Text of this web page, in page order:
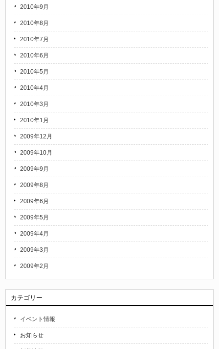
2010年9月
2010年8月
2010年7月
2010年6月
2010年5月
2010年4月
2010年3月
2010年1月
2009年12月
2009年10月
2009年9月
2009年8月
2009年6月
2009年5月
2009年4月
2009年3月
2009年2月
カテゴリー
イベント情報
お知らせ